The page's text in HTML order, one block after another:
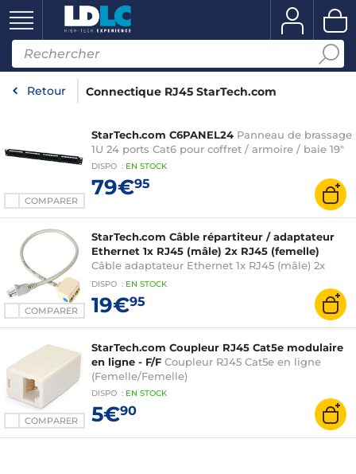
Retour Connectique RJ45 StarTech.com
COMPARER
StarTech.com C6PANEL24 Panneau de brassage
1U 24 ports Cat6 pour coffret / armoire / baie 19"
DISPO : EN STOCK
79€95
COMPARER
StarTech.com Câble répartiteur / adaptateur
Ethernet 1x RJ45 (mâle) 2x RJ45 (femelle)
Câble adaptateur Ethernet 1x RJ45 (mâle) 2x
RJ45 (femelle)
DISPO : EN STOCK
19€95
COMPARER
StarTech.com Coupleur RJ45 Cat5e modulaire
en ligne - F/F Coupleur RJ45 Cat5e en ligne
(Femelle/Femelle)
DISPO : EN STOCK
5€90